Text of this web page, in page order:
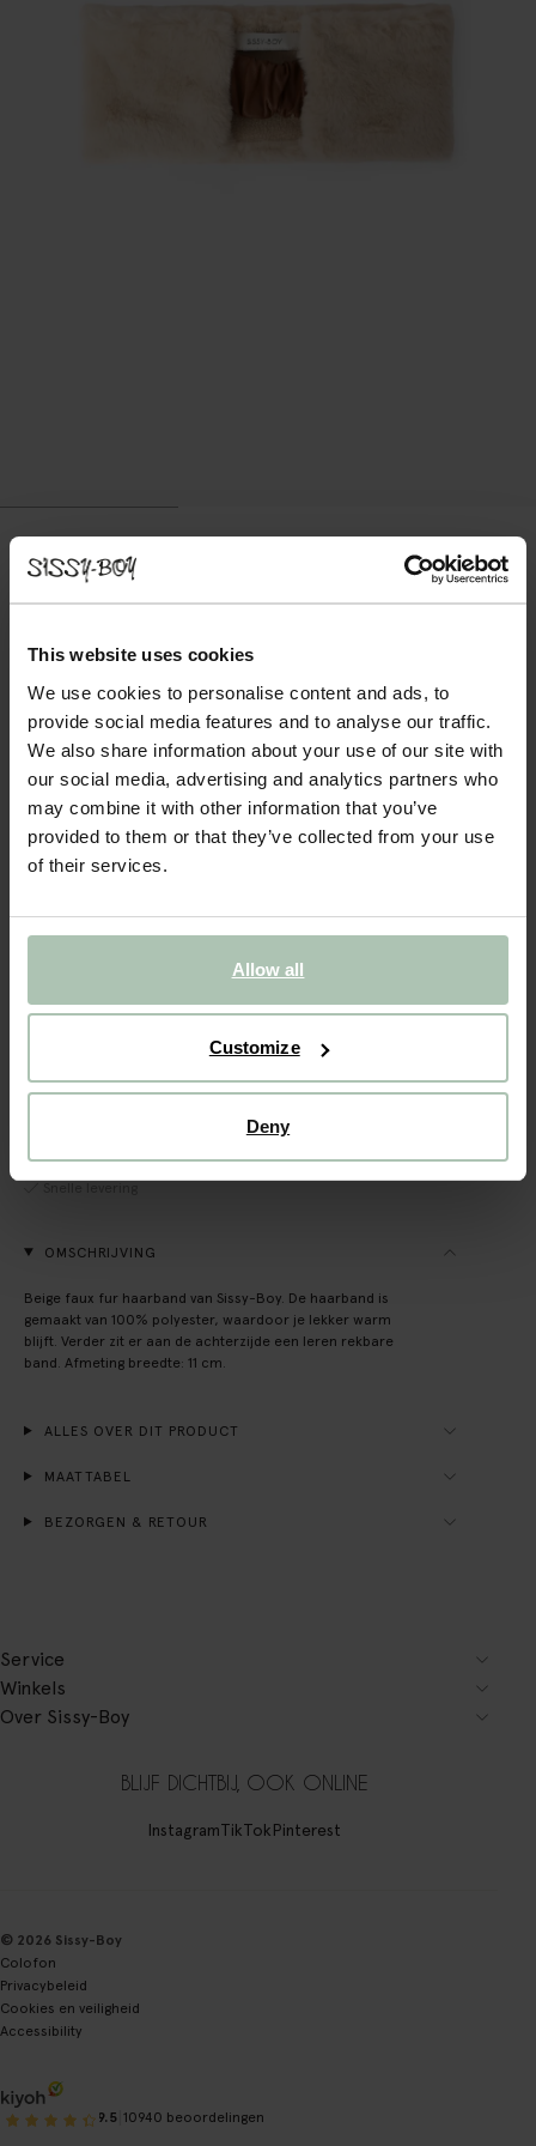
This website uses cookies
We use cookies to personalise content and ads, to
provide social media features and to analyse our traffic.
We also share information about your use of our site with
our social media, advertising and analytics partners who
may combine it with other information that you’ve
provided to them or that they’ve collected from your use
of their services.
Allow all
Customize
Deny
- 40%
Kleuren
IN WINKELMAND
BEKIJK WINKELVOORRAAD
OMSCHRIJVING
Beige faux fur haarband van Sissy-Boy. De haarband is
gemaakt van 100% polyester, waardoor je lekker warm
blijft. Verder zit er aan de achterzijde een leren rekbare
band. Afmeting breedte: 11 cm.
ALLES OVER DIT PRODUCT
MAATTABEL
BEZORGEN & RETOUR
Service
Winkels
Over Sissy-Boy
BLIJF DICHTBIJ, OOK ONLINE
InstagramTikTokPinterest
© 2026 Sissy-Boy
Colofon
Privacybeleid
Cookies en veiligheid
Accessibility
9.5 10940 beoordelingen